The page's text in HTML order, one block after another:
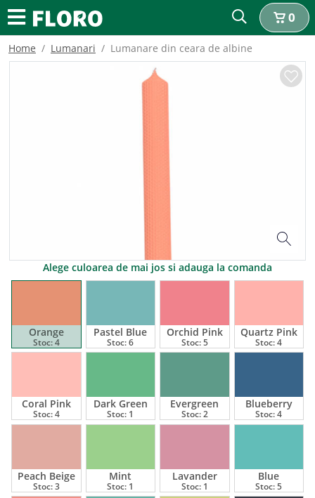
0
Home Lumanari Lumanare din ceara de albine
Alege culoarea de mai jos si adauga la comanda
Orange
Stoc:4
Pastel Blue
Stoc:6
Orchid Pink
Stoc:5
Quartz Pink
Stoc:4
Coral Pink
Stoc:4
Dark Green
Stoc: 1
Evergreen
Stoc:2
Blueberry
Stoc:4
Peach Beige
Stoc:3
Mint
Stoc: 1
Lavander
Stoc: 1
Blue
Stoc:5